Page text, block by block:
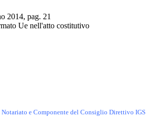
2014, pag. 21
Ue nell'atto costitutivo
Notariato e Componente del Consiglio Direttivo IGS